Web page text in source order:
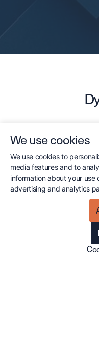
We use cookies
We use cookies to
media features and to
information about your use
advertising and analytics